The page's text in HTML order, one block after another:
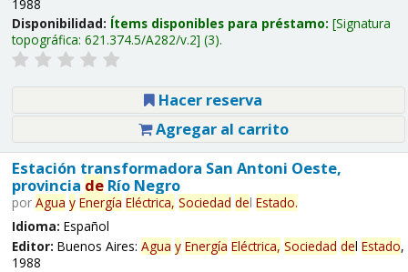
1988
Disponibilidad: Ítems disponibles para préstamo: Signatura
topográfica: 621.374.5/A282/v.2 (3).
Hacer reserva
Agregar al carrito
Estación transformadora San Antoni Oeste,
provincia deRío Negro
por Agua y Energía Eléctrica, Sociedad del Estado.
Idioma: Español
Editor: Buenos Aires: Agua y Energía Eléctrica, Sociedad del Estado,
1988